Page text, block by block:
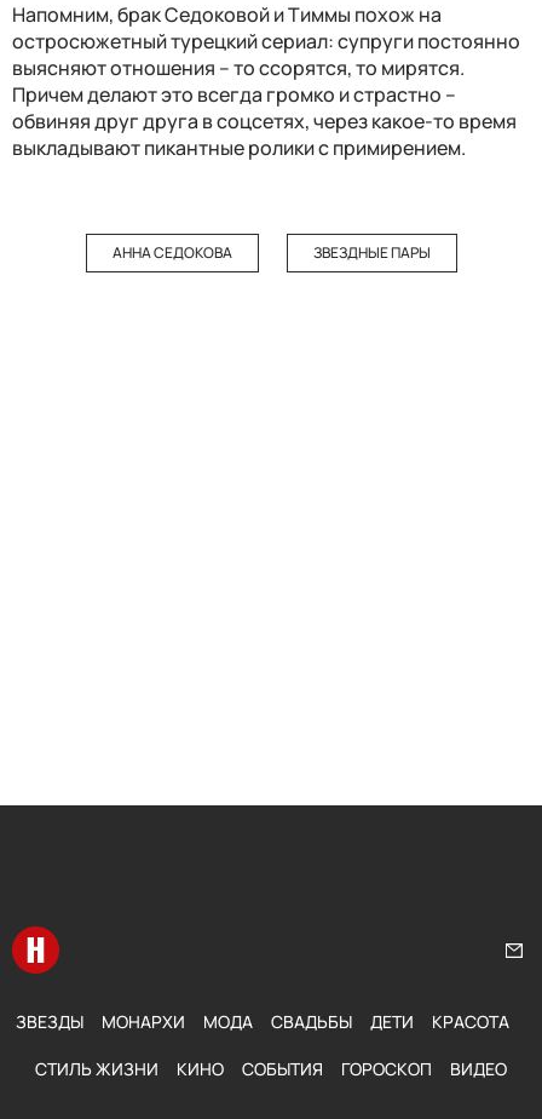
Напомним, брак Седоковой и Тиммы похож на
остросюжетный турецкий сериал: супруги постоянно
выясняют отношения – то ссорятся, то мирятся.
Причем делают это всегда громко и страстно –
обвиняя друг друга в соцсетях, через какое-то время
выкладывают пикантные ролики с примирением.
АННА СЕДОКОВА ЗВЕЗДНЫЕ ПАРЫ
Перейти на главную
ЗВЕЗДЫ МОНАРХИ МОДА СВАДЬБЫ ДЕТИ КРАСОТА
СТИЛЬ ЖИЗНИ КИНО СОБЫТИЯ ГОРОСКОП ВИДЕО